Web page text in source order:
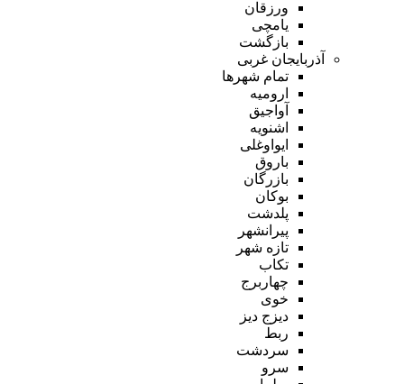
ورزقان
یامچی
بازگشت
آذربایجان غربی
تمام شهر‌ها
ارومیه
آواجیق
اشنویه
ایواوغلی
باروق
بازرگان
بوکان
پلدشت
پیرانشهر
تازه شهر
تکاب
چهاربرج
خوی
دیزج دیز
ربط
سردشت
سرو